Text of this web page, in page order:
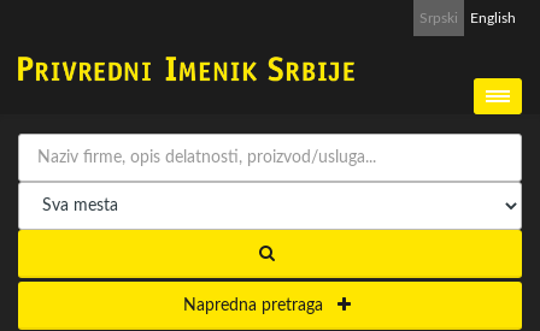
Srpski English
Napredna pretraga